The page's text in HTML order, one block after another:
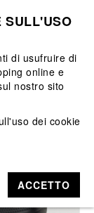
SULL'USO
di usufruire di
online e
nostro sito
dei cookie
ACCETTO